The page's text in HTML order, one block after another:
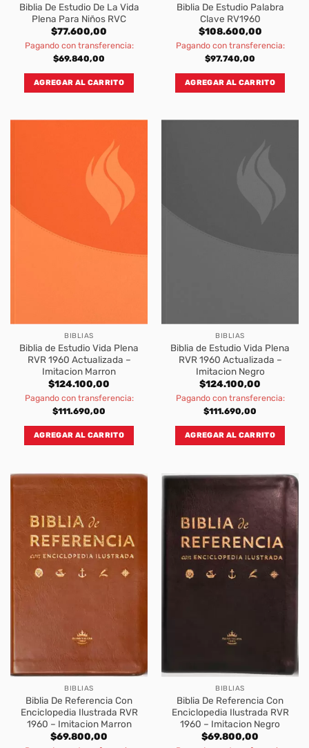
Biblia De Estudio De La Vida
Plena Para Niños RVC
$77.600,00
Pagando con transferencia:
$69.840,00
AGREGAR AL CARRITO
Biblia De Estudio Palabra
Clave RV1960
$108.600,00
Pagando con transferencia:
$97.740,00
AGREGAR AL CARRITO
BIBLIAS
Biblia de Estudio Vida Plena
RVR 1960 Actualizada –
Imitacion Marron
$124.100,00
Pagando con transferencia:
$111.690,00
AGREGAR AL CARRITO
BIBLIAS
Biblia de Estudio Vida Plena
RVR 1960 Actualizada –
Imitacion Negro
$124.100,00
Pagando con transferencia:
$111.690,00
AGREGAR AL CARRITO
BIBLIAS
Biblia De Referencia Con
Enciclopedia Ilustrada RVR
1960 – Imitacion Marron
$69.800,00
BIBLIAS
Biblia De Referencia Con
Enciclopedia Ilustrada RVR
1960 – Imitacion Negro
$69.800,00